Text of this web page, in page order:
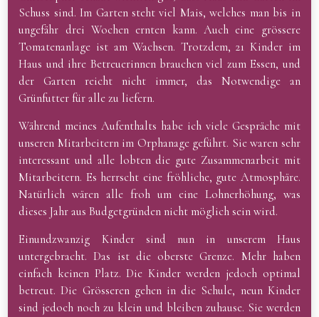
Schuss sind. Im Garten steht viel Mais, welches man bis in
ungefähr drei Wochen ernten kann. Auch eine grössere
Tomatenanlage ist am Wachsen. Trotzdem, 21 Kinder im
Haus und ihre Betreuerinnen brauchen viel zum Essen, und
der Garten reicht nicht immer, das Notwendige an
Grünfutter für alle zu liefern.
Während meines Aufenthalts habe ich viele Gespräche mit
unseren Mitarbeitern im Orphanage geführt. Sie waren sehr
interessant und alle lobten die gute Zusammenarbeit mit
Mitarbeitern. Es herrscht eine fröhliche, gute Atmosphäre.
Natürlich wären alle froh um eine Lohnerhöhung, was
dieses Jahr aus Budgetgründen nicht möglich sein wird.
Einundzwanzig Kinder sind nun in unserem Haus
untergebracht. Das ist die oberste Grenze. Mehr haben
einfach keinen Platz. Die Kinder werden jedoch optimal
betreut. Die Grösseren gehen in die Schule, neun Kinder
sind jedoch noch zu klein und bleiben zuhause. Sie werden